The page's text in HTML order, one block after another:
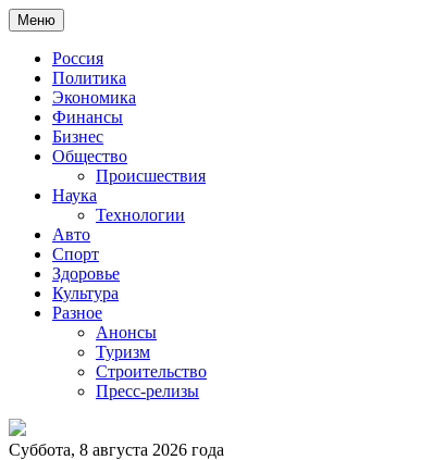
Меню
Россия
Политика
Экономика
Финансы
Бизнес
Общество
Происшествия
Наука
Технологии
Авто
Спорт
Здоровье
Культура
Разное
Анонсы
Туризм
Строительство
Пресс-релизы
Суббота, 8 августа 2026 года